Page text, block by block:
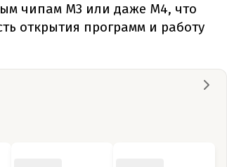
чипам M3 или даже M4, что
открытия программ и работу